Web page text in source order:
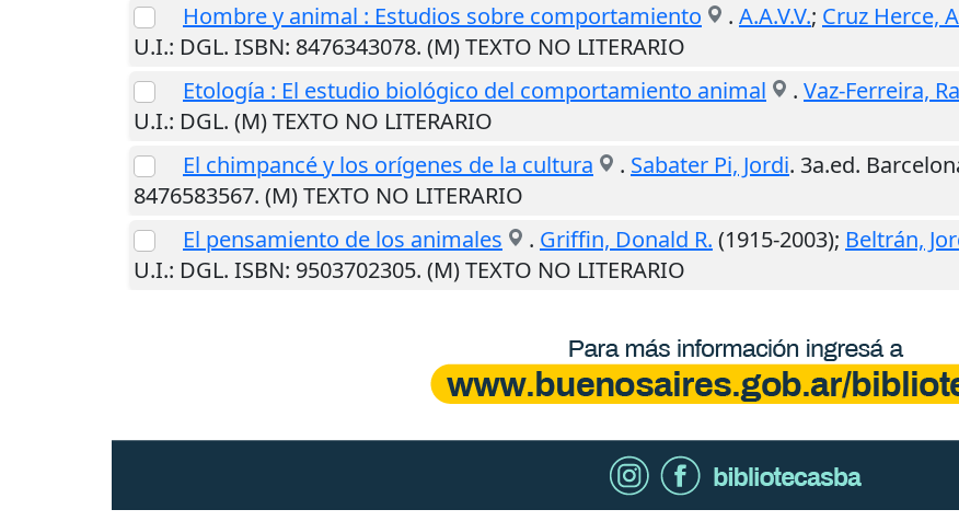
Hombre y animal : Estudios sobre comportamiento
. A.A.V.V.; Cruz Herce,
U.I.: DGL. ISBN: 8476343078. (M) TEXTO NO LITERARIO
Etología : El estudio biológico del comportamiento animal
. Vaz-Ferreira,
U.I.: DGL. (M) TEXTO NO LITERARIO
El chimpancé y los orígenes de la cultura
. Sabater Pi, Jordi. 3a.ed.
8476583567. (M) TEXTO NO LITERARIO
El pensamiento de los animales
. Griffin, Donald R. (1915-2003); Beltrán,
U.I.: DGL. ISBN: 9503702305. (M) TEXTO NO LITERARIO